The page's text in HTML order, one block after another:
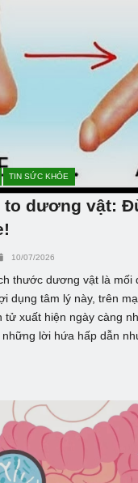
TIN SỨC KHỎE
to dương vật:
10/07/2026
thước dương vật là mối
dụng tâm lý này, trên
tử xuất hiện ngày càng
lời hứa hấp dẫn